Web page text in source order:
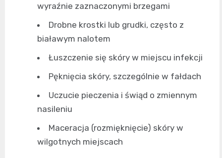
wyraźnie zaznaczonymi brzegami
Drobne krostki lub grudki, często z
białawym nalotem
Łuszczenie się skóry w miejscu infekcji
Pęknięcia skóry, szczególnie w fałdach
Uczucie pieczenia i świąd o zmiennym
nasileniu
Maceracja (rozmięknięcie) skóry w
wilgotnych miejscach